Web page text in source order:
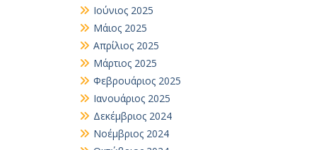
Ιούνιος 2025
Μάιος 2025
Απρίλιος 2025
Μάρτιος 2025
Φεβρουάριος 2025
Ιανουάριος 2025
Δεκέμβριος 2024
Νοέμβριος 2024